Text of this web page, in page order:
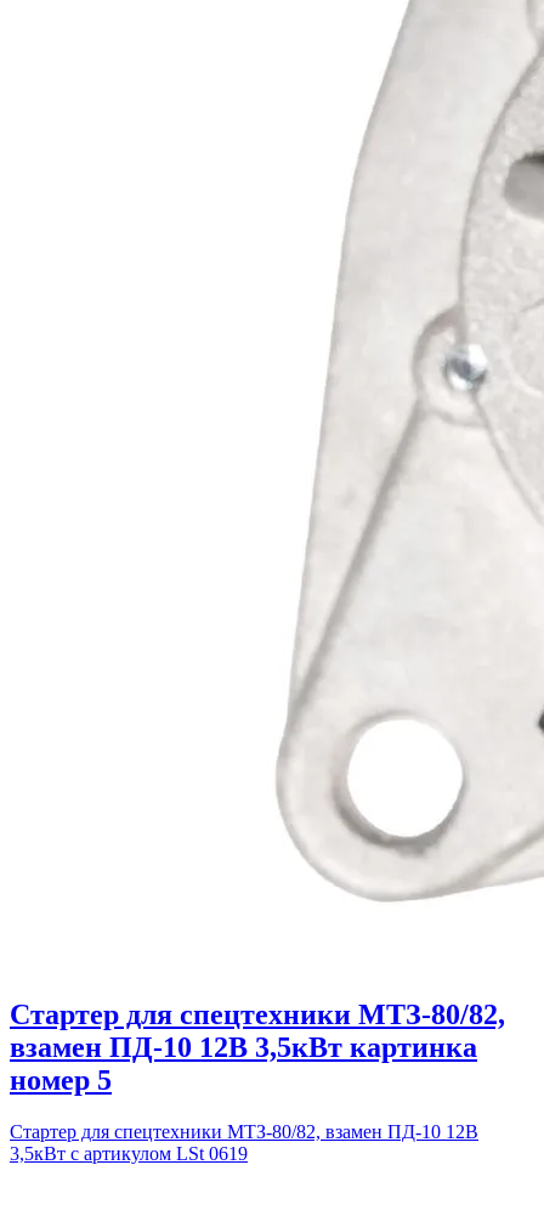
Стартер для спецтехники МТЗ-80/82,
взамен ПД-10 12В 3,5кВт картинка
номер 5
Стартер для спецтехники МТЗ-80/82, взамен ПД-10 12В
3,5кВт с артикулом LSt 0619